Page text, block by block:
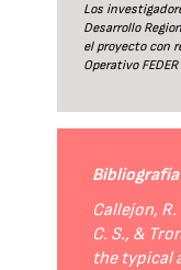
Los
Desarrollo
el proyecto con
Operativo
Bibliografía
Callejon, R.
C. S., &
the typical